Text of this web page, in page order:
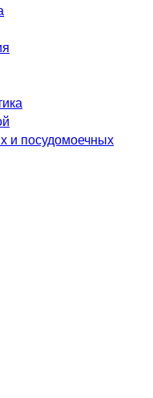
и посудомоечных